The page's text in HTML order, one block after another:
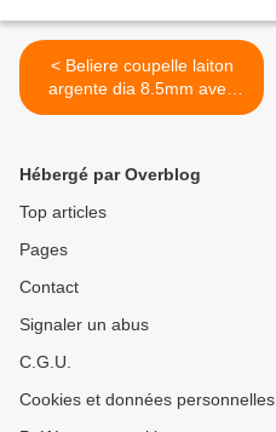
< Beliere coupelle laiton
argente dia 8.5mm avec
anneau,soucoupe
pendentif breloque,bobo
boho gothique,baroque
rococo victorien,deco scrap
Hébergé par Overblog
Top articles
Pages
Contact
Signaler un abus
C.G.U.
Cookies et données personnelles